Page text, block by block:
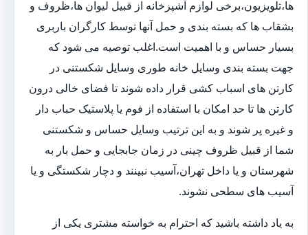
ها،تلویزیون،برخی لوازم آشپزخانه از قبیل لیوان ها،ظروف و
بشقاب ها که بسته بندی و حمل آنها توسط کارگران باربری
بسیار حساس و با اهمیت است.اغلب توصیه می شود که
جهت بسته بندی وسایل خانه طوری وسایل شکستنی در
کارتن های اسباب کشی قرار داده شوند تا فضای خالی درون
کارتن ها تا حد امکان با استفاده از فوم یا پلاستیک حباب دار
و غیره پر شوند و به این ترتیب وسایل حساس و شکستنی
شما از قبیل ظروف چینی در زمان جابجایی و حمل بار به
شهرستان و یا داخل تهران،آسیب نبینند و دچار شکستگی و یا
آسیب های سطحی نشوند.
به یاد داشته باشید که احترام به خواسته مشتری یکی از